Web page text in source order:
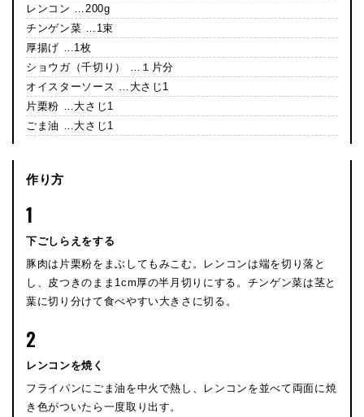
レンコン …200g
チンゲン菜 …1束
厚揚げ …1枚
ショウガ（千切り） …１片分
オイスターソース …大さじ1
片栗粉 …大さじ1
ごま油 …大さじ1
作り方
1
下ごしらえをする
豚肉は片栗粉をまぶしてもみこむ。レンコンは端を切り落と
し、皮つきのまま1cm厚の半月切りにする。チンゲン菜は茎と
葉に切り分けて食べやすい大きさに切る。
2
レンコンを焼く
フライパンにごま油を中火で熱し、レンコンを並べて両面に焼
き色がついたら一度取り出す。